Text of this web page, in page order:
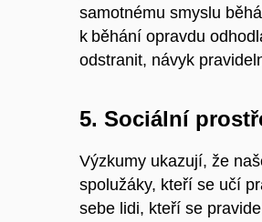
samotnému smyslu
k běhání opravdu
odstranit, návyk
5. Sociální
Výzkumy ukazují, že
spolužáky, kteří se učí
sebe lidi, kteří se